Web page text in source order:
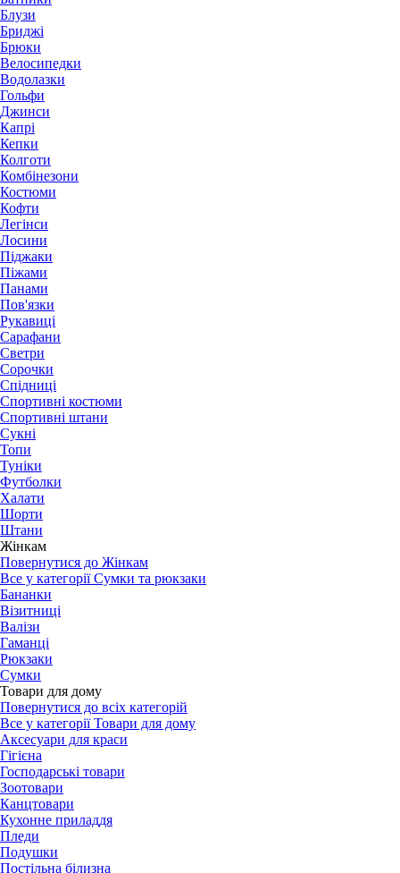
Блузи
Бриджі
Брюки
Велосипедки
Водолазки
Гольфи
Джинси
Капрі
Кепки
Колготи
Комбінезони
Костюми
Кофти
Легінси
Лосини
Піджаки
Піжами
Панами
Пов'язки
Рукавиці
Сарафани
Светри
Сорочки
Спідниці
Спортивні костюми
Спортивні штани
Сукні
Топи
Туніки
Футболки
Халати
Шорти
Штани
Жінкам
Повернутися до Жінкам
Все у категорії Сумки та рюкзаки
Бананки
Візитниці
Валізи
Гаманці
Рюкзаки
Сумки
Товари для дому
Повернутися до всіх категорій
Все у категорії Товари для дому
Аксесуари для краси
Гігієна
Господарські товари
Зоотовари
Канцтовари
Кухонне приладдя
Пледи
Подушки
Постільна білизна